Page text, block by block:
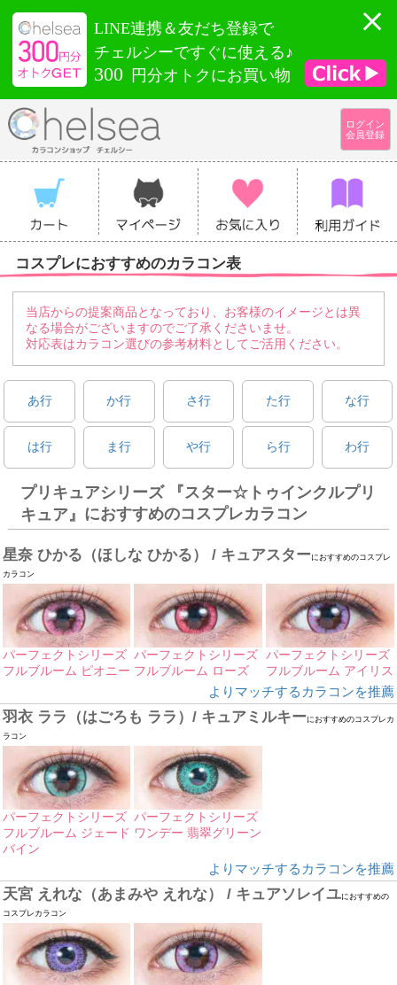
LINE連携＆友だち登録で
チェルシーですぐに使える♪
300 円分オトクにお買い物
ログイン
会員登録
コスプレにおすすめのカラコン表
当店からの提案商品となっており、お客様のイメージとは異
なる場合がございますのでご了承くださいませ。
対応表はカラコン選びの参考材料としてご活用ください。
あ行 か行 さ行 た行 な行
は行 ま行 や行 ら行 わ行
プリキュアシリーズ 『スター☆トゥインクルプリ
キュア』 におすすめのコスプレカラコン
星奈 ひかる（ほしな ひかる） / キュアスターにおすすめのコスプレ
カラコン
パーフェクトシリーズ
フルブルーム ピオニー
パーフェクトシリーズ
フルブルーム ローズ
パーフェクトシリーズ
フルブルーム アイリス
よりマッチするカラコンを推薦
羽衣 ララ（はごろも ララ）/ キュアミルキーにおすすめのコスプレカ
ラコン
パーフェクトシリーズ
フルブルーム ジェード
バイン
パーフェクトシリーズ
ワンデー 翡翠グリーン
よりマッチするカラコンを推薦
天宮 えれな（あまみや えれな） / キュアソレイユにおすすめの
コスプレカラコン